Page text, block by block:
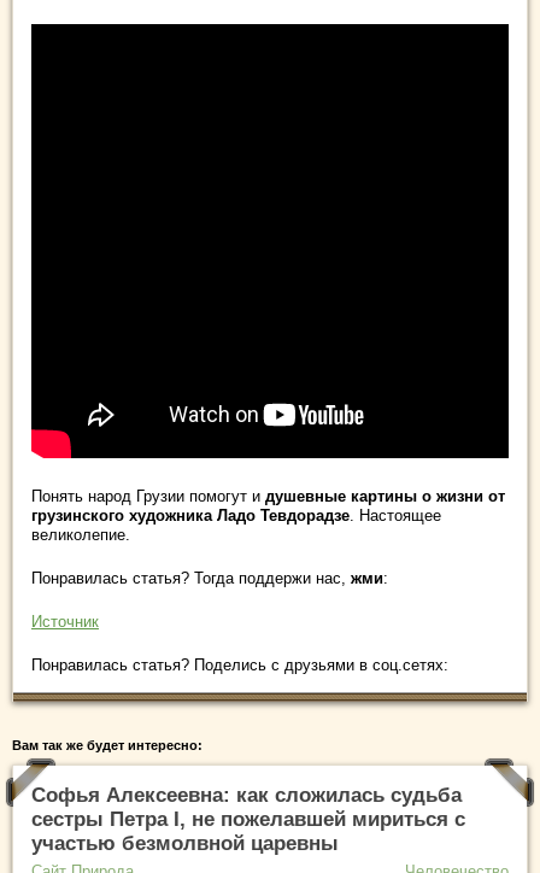
Понять народ Грузии помогут и душевные картины о жизни от
грузинского художника Ладо Тевдoрадзе. Настоящее
великолепие.
Понравилась статья? Тогда поддержи нас, жми:
Источник
Понравилась статья? Поделись с друзьями в соц.сетях:
Вам так же будет интересно:
Софья Алексеевна: как сложилась судьба
сестры Петра I, не пожелавшей мириться с
участью безмолвной царевны